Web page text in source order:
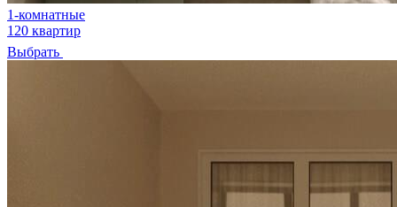
1-комнатные
120 квартир
Выбрать